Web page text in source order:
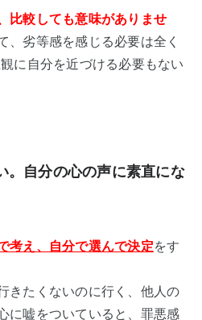
比較しても意味がありませ
、劣等感を感じる必要は全く
に自分を近づける必要もない
。自分の心の声に素直にな
考え、自分で選んで決定をす
きたくないのに行く、他人の
に嘘をついていると、罪悪感